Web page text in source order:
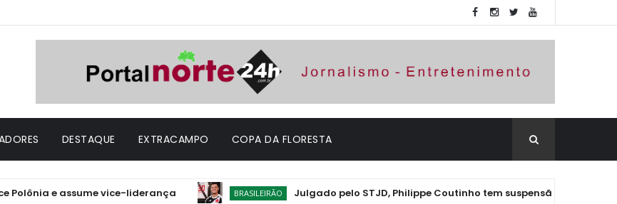
DESTAQUE EXTRACAMPO COPA DA FLORESTA
e assume vice-liderança BRASILEIRÃO Julgado pelo STJD, Philippe Coutinho tem suspensão convertida em